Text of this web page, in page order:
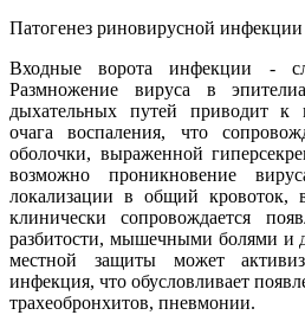
Патогенез риновирусной инфекции
Входные ворота инфекции -
Размножение вируса в
дыхательных путей приводит к
очага воспаления, что
оболочки, выраженной
возможно проникновение
локализации в общий кровоток,
клинически сопровождается
разбитости, мышечными болями и
местной защиты может
инфекция, что обусловливает
трахеобронхитов, пневмонии.